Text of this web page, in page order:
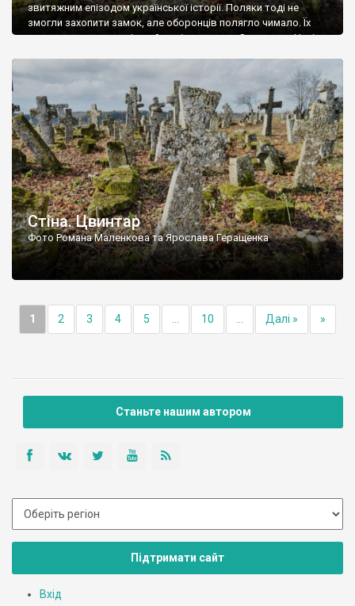
звитяжним епізодом української історії. Поляки тоді не
змогли захопити замок, але оборонців полягло чимало. Їх
поховали на цвинтарі, який тоді називався Замковим. Нині на
ньому чимало хрестів 19 століття, є такі, де епітафії стер […]
Стіна. Цвинтар
Фото Романа Маленкова та Ярослава Геращенка
1 2 3 4 5 10 Далі » »
Станьте нашим автором
Підтримати сайт
Вхід